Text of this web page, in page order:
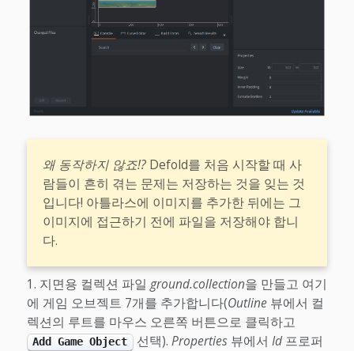
왜 동작하지 않죠!? Defold를 처음 시작할 때 사
람들이 흔히 겪는 문제는 저장하는 것을 잊는 것
입니다! 아틀라스에 이미지를 추가한 뒤에는 그
이미지에 접근하기 전에 파일을 저장해야 합니
다.
지면용 컬렉션 파일ground.collection을 만들고 여기
에 게임 오브젝트 7개를 추가합니다(Outline뷰에서 컬
렉션의 루트를 마우스 오른쪽 버튼으로 클릭하고
Add Game Object 선택).Properties 뷰에서Id프로퍼